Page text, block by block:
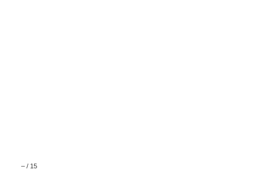
– / 15